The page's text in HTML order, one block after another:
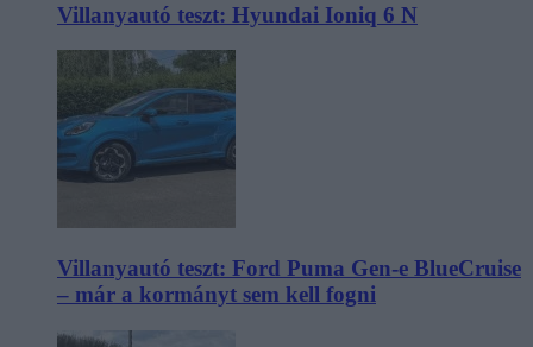
Villanyautó teszt: Hyundai Ioniq 6 N
Villanyautó teszt: Ford Puma Gen-e BlueCruise
– már a kormányt sem kell fogni